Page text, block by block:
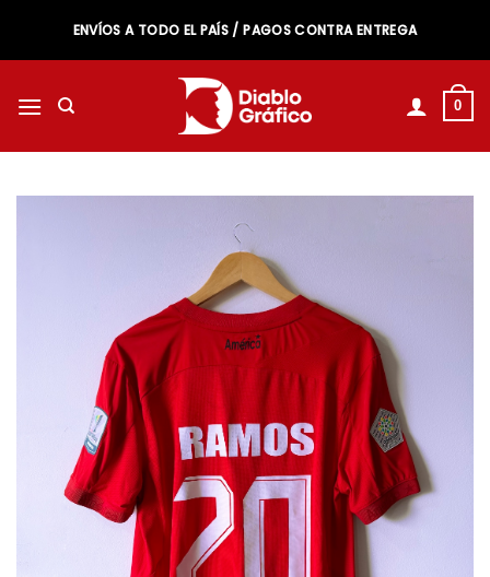
contenido
ENVÍOS A TODO EL PAÍS / PAGOS CONTRA ENTREGA
0